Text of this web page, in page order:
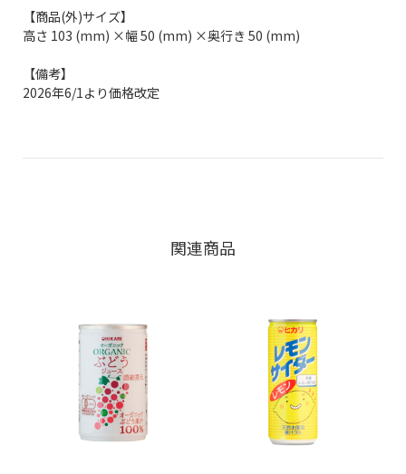
【商品(外)サイズ】
高さ 103 (mm) ×幅 50 (mm) ×奥行き 50 (mm)
【備考】
2026年6/1より価格改定
関連商品